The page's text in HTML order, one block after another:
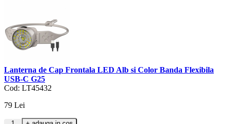
Lanterna de Cap Frontala LED Alb si Color Banda Flexibila
USB-C G25
Cod: LT45432
79 Lei